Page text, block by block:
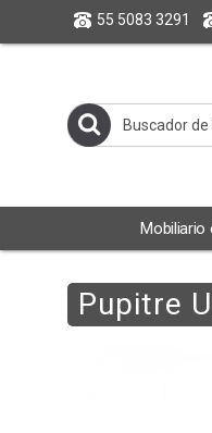
55 5083 3291
Mobiliario
Pupitre